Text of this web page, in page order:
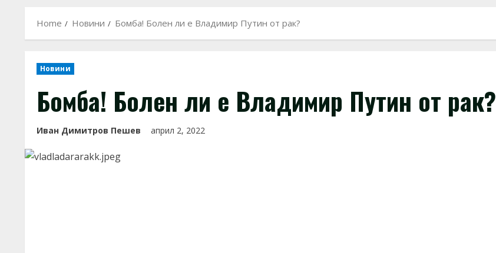
Home Новини Бомба! Болен ли е Владимир Путин от рак?
Новини
Бомба! Болен ли е Владимир Путин от рак?
Иван Димитров Пешев април 2, 2022